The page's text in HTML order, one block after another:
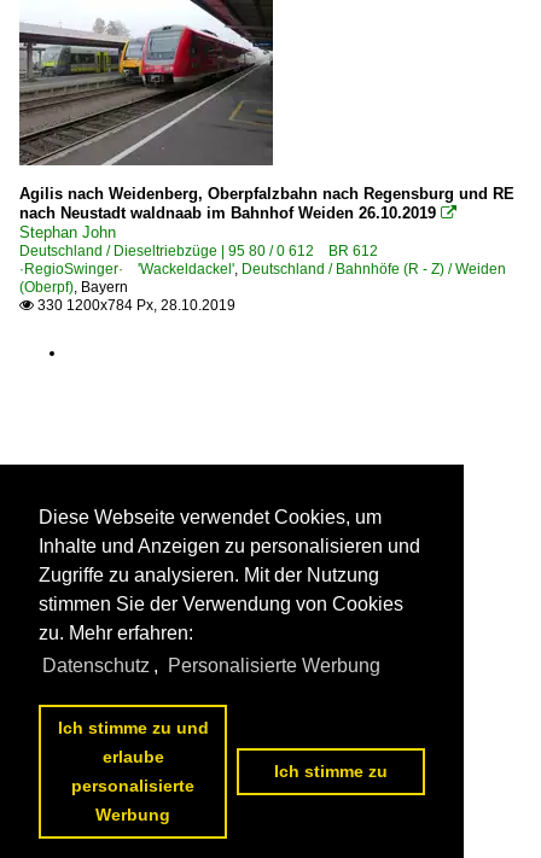
Agilis nach Weidenberg, Oberpfalzbahn nach Regensburg und RE
nach Neustadt waldnaab im Bahnhof Weiden 26.10.2019 
Stephan John
Deutschland / Dieseltriebzüge | 95 80 / 0 612 BR 612
·RegioSwinger· 'Wackeldackel', Deutschland / Bahnhöfe (R - Z) / Weiden
(Oberpf), Bayern
 330 1200x784 Px, 28.10.2019
Diese Webseite verwendet Cookies, um
Inhalte und Anzeigen zu personalisieren und
Zugriffe zu analysieren. Mit der Nutzung
stimmen Sie der Verwendung von Cookies
zu. Mehr erfahren:
Datenschutz , Personalisierte Werbung
Ich stimme zu und
erlaube
personalisierte
Werbung
Ich stimme zu